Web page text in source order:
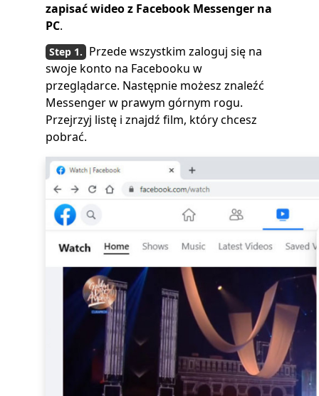
zapisać wideo z Facebook Messenger na
PC.
Przede wszystkim zaloguj się na
swoje konto na Facebooku w
przeglądarce. Następnie możesz znaleźć
Messenger w prawym górnym rogu.
Przejrzyj listę i znajdź film, który chcesz
pobrać.